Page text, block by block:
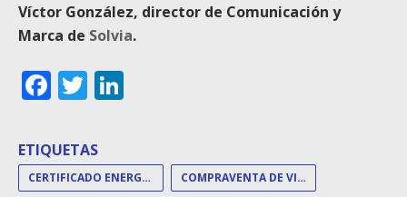
Víctor González, director de Comunicación y
Marca de Solvia.
Facebook
Twitter
ETIQUETAS
CERTIFICADO ENERGÉTICO COMPRAVENTA DE VIVIENDAS